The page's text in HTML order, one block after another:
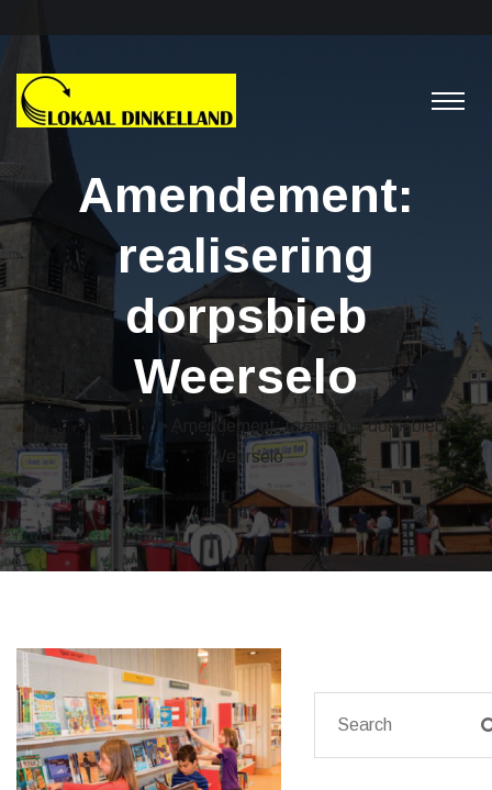
Amendement:
realisering
dorpsbieb
Weerselo
Amendement> Amendement: realisering dorpsbieb
Weerselo